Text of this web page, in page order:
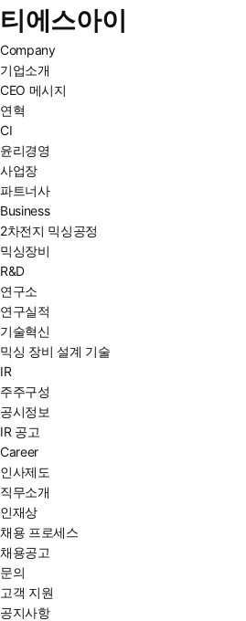
티에스아이
Company
기업소개
CEO 메시지
연혁
CI
윤리경영
사업장
파트너사
Business
2차전지 믹싱공정
믹싱장비
R&D
연구소
연구실적
기술혁신
믹싱 장비 설계 기술
IR
주주구성
공시정보
IR 공고
Career
인사제도
직무소개
인재상
채용 프로세스
채용공고
문의
고객 지원
공지사항